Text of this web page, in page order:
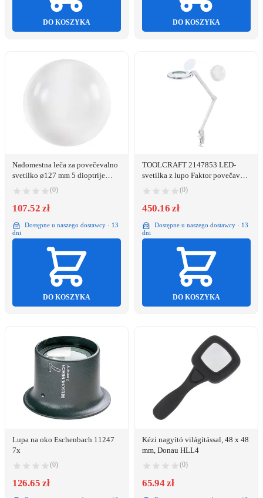
DO KOSZYKA DO KOSZYKA
Nadomestna leča za povečevalno
svetilko ø127 mm 5 dioptrije
2,25x TOOLCRAFT TO-5137794
nadomestna leča Faktor
povečave: 2.25 x
(0)
107.52 zł
Dostępne u naszego dostawcy · 13
dni
DO KOSZYKA
TOOLCRAFT 2147853 LED-
svetilka z lupo Faktor povečave:
(0)
450.16 zł
Dostępne u naszego dostawcy · 13
dni
DO KOSZYKA
Lupa na oko Eschenbach 11247
7x
(0)
126.65 zł
Kézi nagyító világítással, 48 x 48
mm, Donau HLL4
(0)
65.94 zł